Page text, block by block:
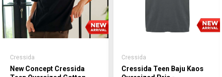
Cressida
New Concept Cressida
Cressida
Cressida Teen Baju Kaos